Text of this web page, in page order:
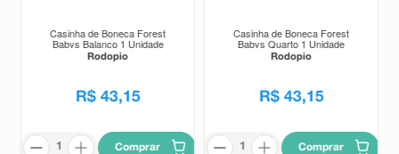
Casinha de Boneca Forest
Babys Balanço 1 Unidade
Rodopio
R$ 43,15
Comprar
Casinha de Boneca Forest
Babys Quarto 1 Unidade
Rodopio
R$ 43,15
Comprar